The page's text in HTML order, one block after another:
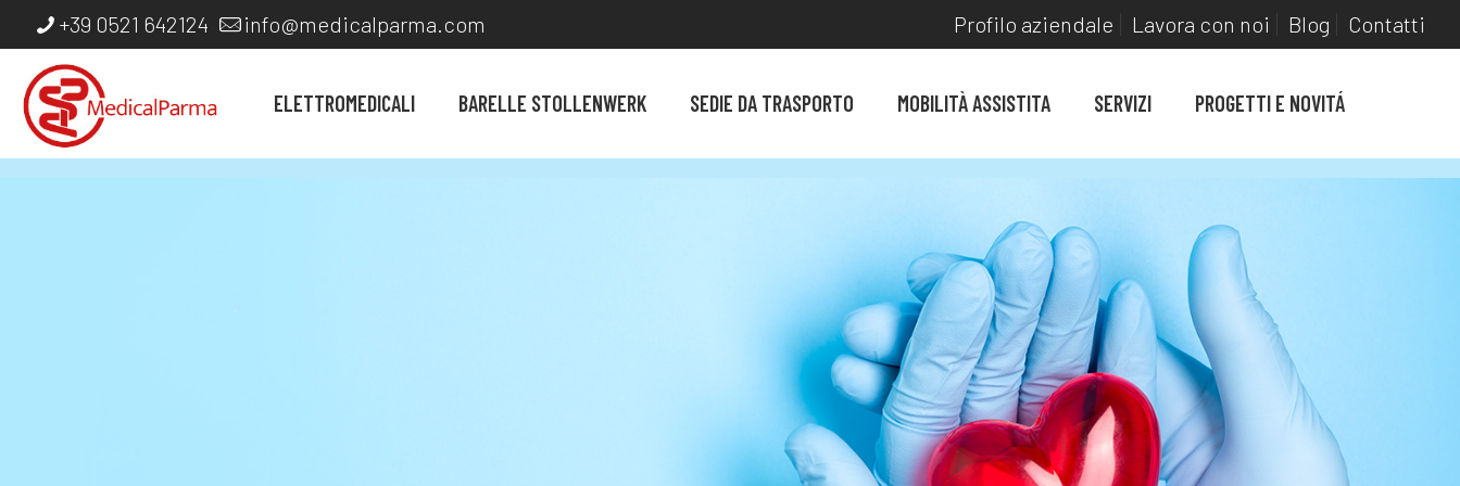
+39 0521 642124 info@medicalparma.com Profilo aziendale Lavora con noi Blog Contatti
ELETTROMEDICALI BARELLE STOLLENWERK SEDIE DA TRASPORTO MOBILITÀ ASSISTITA SERVIZI PROGETTI E NOVITÁ